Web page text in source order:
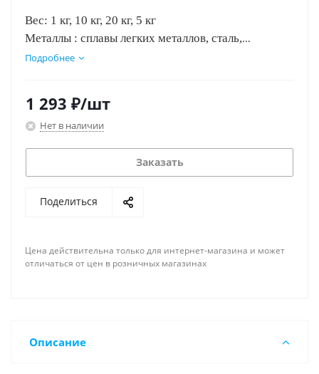
Вес: 1 кг, 10 кг, 20 кг, 5 кг
Металлы : сплавы легких металлов, сталь,
алюминий, медь, нержавеющая сталь, латунь,
Концентрация с водой: 1:10
Подробнее
1 293 ₽/шт
Нет в наличии
Заказать
Поделиться
Цена действительна только для интернет-магазина и может
отличаться от цен в розничных магазинах
Описание